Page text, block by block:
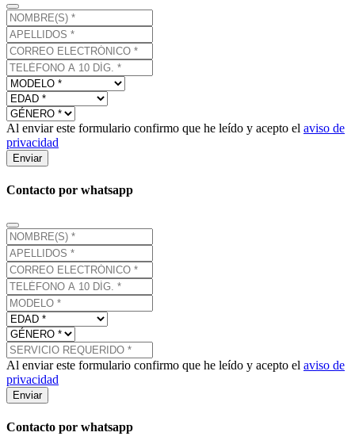
Al enviar este formulario confirmo que he leído y acepto el aviso de
privacidad
Enviar
Contacto por whatsapp
Al enviar este formulario confirmo que he leído y acepto el aviso de
privacidad
Enviar
Contacto por whatsapp